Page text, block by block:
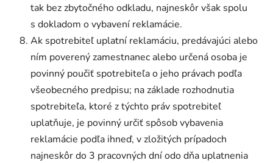
tak bez zbytočného odkladu, najneskôr však spolu
s dokladom o vybavení reklamácie.
Ak spotrebiteľ uplatní reklamáciu, predávajúci alebo
ním poverený zamestnanec alebo určená osoba je
povinný poučiť spotrebiteľa o jeho právach podľa
všeobecného predpisu; na základe rozhodnutia
spotrebiteľa, ktoré z týchto práv spotrebiteľ
uplatňuje, je povinný určiť spôsob vybavenia
reklamácie podľa ihneď, v zložitých prípadoch
najneskôr do 3 pracovných dní odo dňa uplatnenia